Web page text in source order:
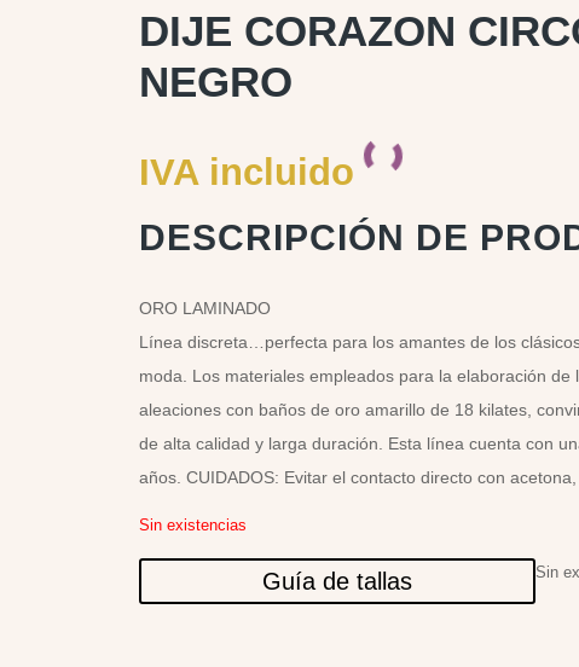
DIJE CORAZON
NEGRO
IVA incluido
DESCRIPCIÓN DE
ORO LAMINADO
Línea discreta…perfecta para los amantes de los
moda. Los materiales empleados para la elaboración de
aleaciones con baños de oro amarillo de 18 kilates,
de alta calidad y larga duración. Esta línea cuenta con
años. CUIDADOS: Evitar el contacto directo con
Sin existencias
Guía de tallas Sin